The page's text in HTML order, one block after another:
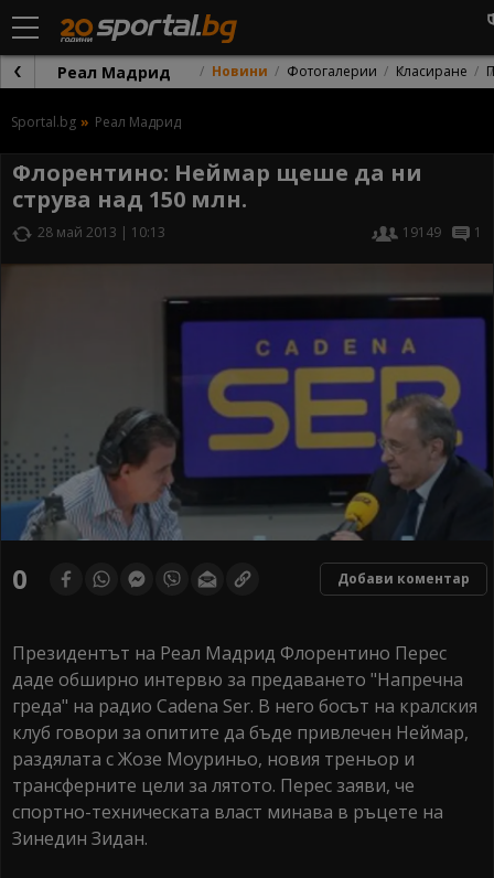
Реал Мадрид Новини Фотогалерии Класиране
Sportal.bg Реал Мадрид
Флорентино: Неймар щеше да ни
струва над 150 млн.
28 май 2013 | 10:13 19149 1
0 Добави коментар
Президентът на Реал Мадрид Флорентино Перес
даде обширно интервю за предаването "Напречна
греда" на радио Cadena Ser. В него босът на кралския
клуб говори за опитите да бъде привлечен Неймар,
раздялата с Жозе Моуриньо, новия треньор и
трансферните цели за лятото. Перес заяви, че
спортно-техническата власт минава в ръцете на
Зинедин Зидан.